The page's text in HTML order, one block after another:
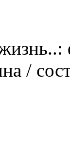
/